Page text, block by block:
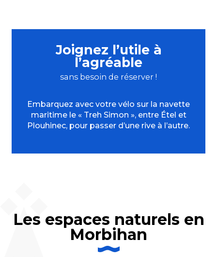
Joignez l’utile à
l’agréable
sans besoin de réserver !
Embarquez avec votre vélo sur la navette
maritime le « Treh Simon », entre Étel et
Plouhinec, pour passer d’une rive à l’autre.
Les espaces naturels en
Morbihan
Balade à pied au lac de Guerlédan